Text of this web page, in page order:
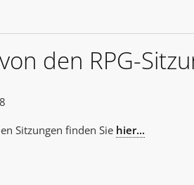
den RPG-
Sitzungen finden Sie hier...